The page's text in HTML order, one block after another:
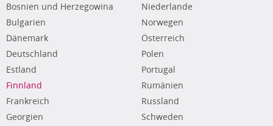
Bosnien und Herzegowina
Bulgarien
Dänemark
Deutschland
Estland
Finnland
Frankreich
Georgien
Niederlande
Norwegen
Österreich
Polen
Portugal
Rumänien
Russland
Schweden